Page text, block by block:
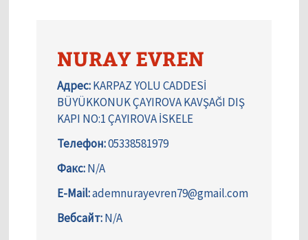
NURAY EVREN
Адрес:KARPAZ YOLU CADDESİ
BÜYÜKKONUK ÇAYIROVA KAVŞAĞI DIŞ
KAPI NO:1 ÇAYIROVA İSKELE
Телефон:05338581979
Факс:N/A
E-Mail:ademnurayevren79@gmail.com
Вебсайт:N/A